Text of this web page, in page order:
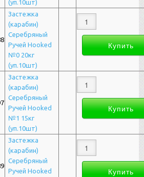
(уп.10шт)
Застежка
(карабин)
Серебряный
Ручей Hooked
№0 20кг
(уп.10шт)
Застежка
(карабин)
Серебряный
Ручей Hooked
№1 15кг
(уп.10шт)
Застежка
(карабин)
Серебряный
Ручей Hooked